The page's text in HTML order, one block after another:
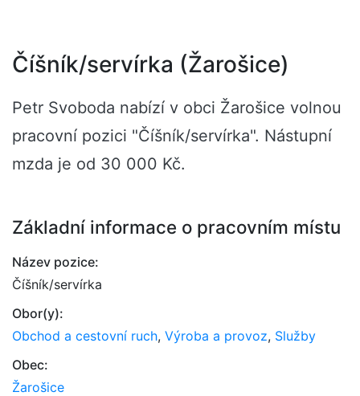
Číšník/servírka (Žarošice)
Petr Svoboda nabízí v obci Žarošice volnou
pracovní pozici "Číšník/servírka". Nástupní
mzda je od 30 000 Kč.
Základní informace o pracovním místu
Název pozice:
Číšník/servírka
Obor(y):
Obchod a cestovní ruch, Výroba a provoz, Služby
Obec:
Žarošice